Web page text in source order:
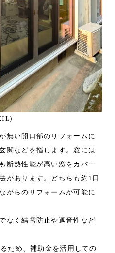
無い開口部のリフォームに
関などを指します。窓には
断熱性能が高い窓をカバー
があります。どちらも約1日
がらのリフォームが可能に
なく結露防止や遮音性など
ため、補助金を活用しての